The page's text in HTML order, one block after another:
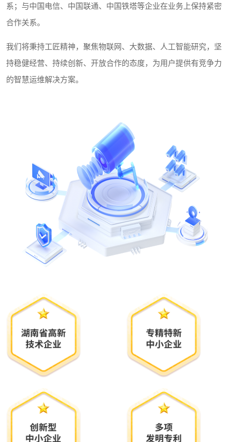
系；与中国电信、中国联通、中国铁塔等企业在业务上保持紧密
合作关系。
我们将秉持工匠精神，聚焦物联网、大数据、人工智能研究，坚
持稳健经营、持续创新、开放合作的态度，为用户提供有竞争力
的智慧运维解决方案。